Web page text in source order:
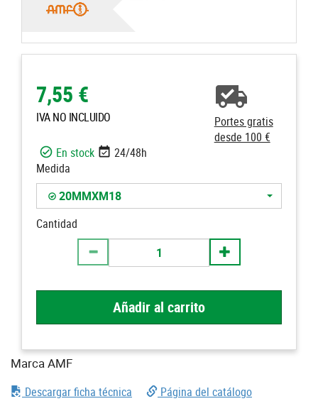
7,55 €
IVA NO INCLUIDO
Portes gratis
desde 100 €
En stock
24/48h
Medida
20MMXM18
Cantidad
Añadir al carrito
Marca AMF
Descargar ficha técnica
Página del catálogo